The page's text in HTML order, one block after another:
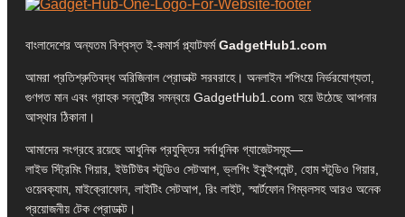
বাংলাদেশের অন্যতম বিশ্বস্ত ই-কমার্স প্ল্যাটফর্মGadgetHub1.com
আমরা প্রতিশ্রুতিবদ্ধ অরিজিনাল প্রোডাক্ট সরবরাহে। অনলাইন শপিংয়ে নির্ভরযোগ্যতা,
গুণগত মান এবং গ্রাহক সন্তুষ্টির সমন্বয়ে GadgetHub1.com হয়ে উঠেছে আপনার
আস্থার ঠিকানা।
আমাদের সংগ্রহে রয়েছে আধুনিক প্রযুক্তির সর্বাধুনিক গ্যাজেটসমূহ—
লাইভ স্ট্রিমিং গিয়ার, ইউটিউব স্টুডিও সেটআপ, ভ্লগিং ইকুইপমেন্ট, হোম স্টুডিও গিয়ার,
ওয়েবক্যাম, মাইক্রোফোন, লাইটিং সেটআপ, রিং লাইট, স্মার্টফোন গিম্বলসহ আরও অনেক
প্রয়োজনীয় টেক প্রোডাক্ট।